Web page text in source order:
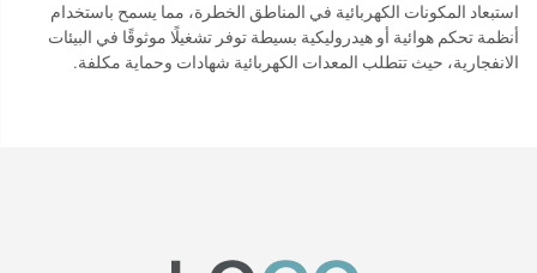
استبعاد المكونات الكهربائية في المناطق الخطرة، مما يسمح باستخدام
أنظمة تحكم هوائية أو هيدروليكية بسيطة توفر تشغيلًا موثوقًا في البيئات
الانفجارية، حيث تتطلب المعدات الكهربائية شهادات وحماية مكلفة.